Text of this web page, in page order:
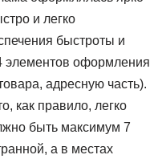
и легко
быстроты и
элементов оформления
адресную часть).
как правило, легко
быть максимум 7
а в местах